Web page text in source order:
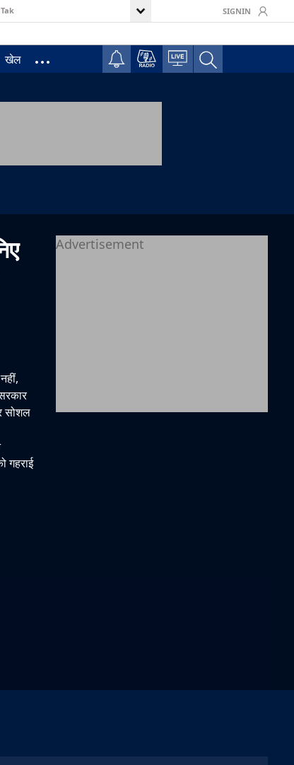
SIGNIN
खेल
सोशल
गहराई
Advertisement